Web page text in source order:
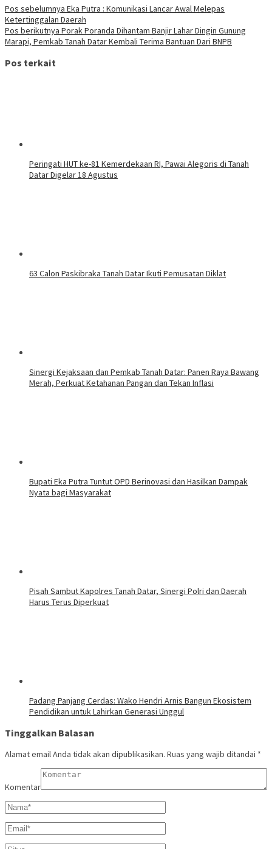
Pos sebelumnya Eka Putra : Komunikasi Lancar Awal Melepas
Ketertinggalan Daerah
Pos berikutnya Porak Poranda Dihantam Banjir Lahar Dingin Gunung
Marapi, Pemkab Tanah Datar Kembali Terima Bantuan Dari BNPB
Pos terkait
Peringati HUT ke-81 Kemerdekaan RI, Pawai Alegoris di Tanah
Datar Digelar 18 Agustus
63 Calon Paskibraka Tanah Datar Ikuti Pemusatan Diklat
Sinergi Kejaksaan dan Pemkab Tanah Datar: Panen Raya Bawang
Merah, Perkuat Ketahanan Pangan dan Tekan Inflasi
Bupati Eka Putra Tuntut OPD Berinovasi dan Hasilkan Dampak
Nyata bagi Masyarakat
Pisah Sambut Kapolres Tanah Datar, Sinergi Polri dan Daerah
Harus Terus Diperkuat
Padang Panjang Cerdas: Wako Hendri Arnis Bangun Ekosistem
Pendidikan untuk Lahirkan Generasi Unggul
Tinggalkan Balasan
Alamat email Anda tidak akan dipublikasikan. Ruas yang wajib ditandai *
Komentar